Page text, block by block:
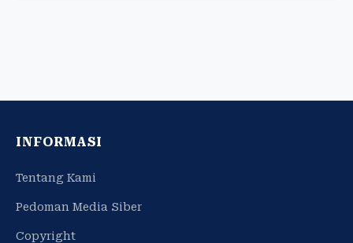
INFORMASI
Tentang Kami
Pedoman Media Siber
Copyright